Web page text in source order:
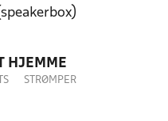
HJEMME
STRØMPER